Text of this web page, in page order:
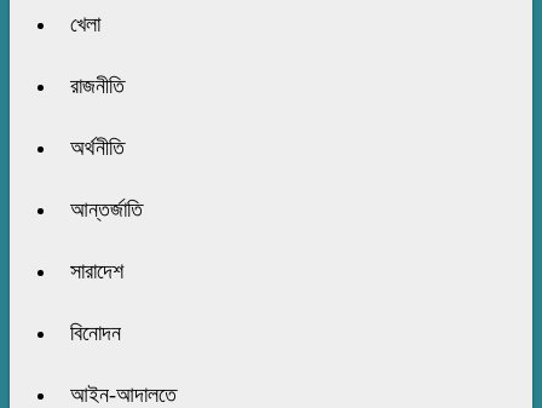
খেলা
রাজনীতি
অর্থনীতি
আন্তর্জাতি
সারাদেশ
বিনোদন
আইন-আদালতে